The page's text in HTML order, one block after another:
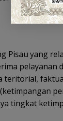
Pisau yang
pelayanan
teritorial,
tingkat